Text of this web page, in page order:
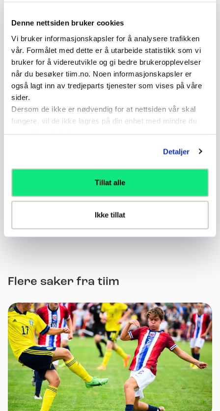
Denne nettsiden bruker cookies
Vi bruker informasjonskapsler for å analysere trafikken
vår. Formålet med dette er å utarbeide statistikk som vi
bruker for å videreutvikle og gi bedre brukeropplevelser
når du besøker tiim.no. Noen informasjonskapsler er
også lagt inn av tredjeparts tjenester som vises på våre
sider.
Dersom de ikke er nødvendig for at nettsiden vår skal
fungere, vil de ikke lagres på din enhet med mindre du
Detaljer
Tillat alle
Ikke tillat
forventet av «Eliteserie-keeperen») for å vurdere
Det ble funnet en signifikant forskjell mellom
grupper med lav, medium og høy søksfrekvens for
offensiv romutnyttelse og pasningssikkerhet, hvor
målvakter med høyere søksfrekvens hadde høyere
treffsikkerhet og hadde flere korte pasninger i
framrom 1 og 2, sammenlignet med mellomrom og
bakrom. Det ble ikke påvist signifikante funn
knyttet til søksfrekvens og defensive involveringer.
Var denne artikkelen nyttig?
Flere saker fra tiim